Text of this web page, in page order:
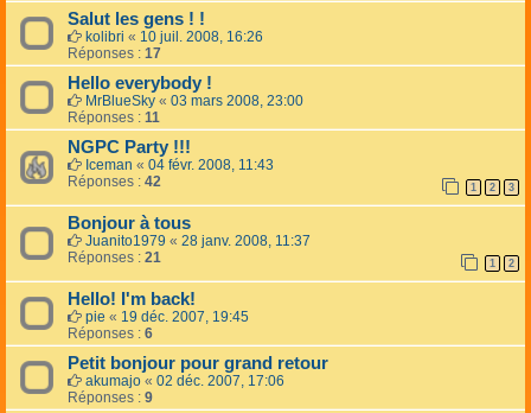
Salut les gens ! !
kolibri « 10 juil. 2008, 16:26
Réponses : 17
Hello everybody !
MrBlueSky « 03 mars 2008, 23:00
Réponses : 11
NGPC Party !!!
Iceman « 04 févr. 2008, 11:43
Réponses : 42 1 2 3
Bonjour à tous
Juanito1979 « 28 janv. 2008, 11:37
Réponses : 21 1 2
Hello! I'm back!
pie « 19 déc. 2007, 19:45
Réponses : 6
Petit bonjour pour grand retour
akumajo « 02 déc. 2007, 17:06
Réponses : 9